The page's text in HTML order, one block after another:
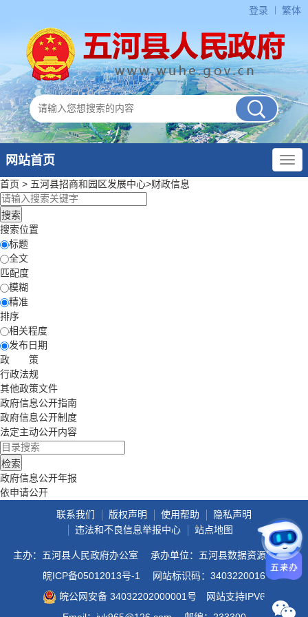
登录 繁体
网站首页
首页 > 五河县招商和园区发展中心>财政信息
搜索位置
标题
全文
匹配度
模糊
精准
排序
相关程度
发布日期
政 策
行政法规
其他政策文件
政府信息公开指南
政府信息公开制度
法定主动公开内容
政府信息公开年报
依申请公开
联系我们
版权声明 使用帮助
隐私声明
违法和不良信息举报中心
站点地图
主办：五河县人民政府办公室
承办单位：五河县数据资源管理局
皖ICP备05012013号-1
网站标识码：3403220016
皖公网安备 34032202000001号
网站支持IPV6